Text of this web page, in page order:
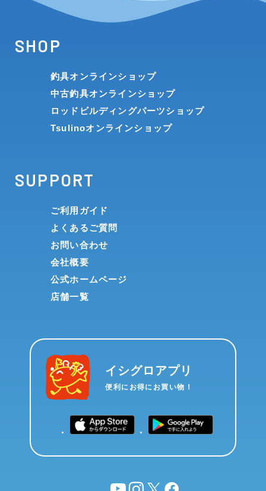
SHOP
釣具オンラインショップ
中古釣具オンラインショップ
ロッドビルディングパーツショップ
Tsulinoオンラインショップ
SUPPORT
ご利用ガイド
よくあるご質問
お問い合わせ
会社概要
公式ホームページ
店舗一覧
イシグロアプリ
便利にお得にお買い物！
YouTubeinstagram
X facebook